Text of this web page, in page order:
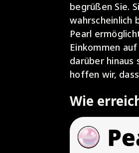
begrüßen Sie.
wahrscheinlich
Pearl
Einkommen
darüber hinaus
hoffen wir,
Wie